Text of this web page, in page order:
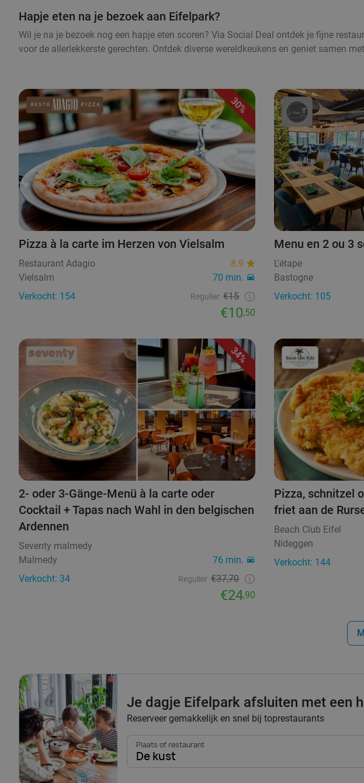
Hapje eten na je bezoek aan Eifelpark?
Wil je na je bezoek nog een hapje eten scoren? Via Social Deal ontdek je fijne
voor de allerlekkerste gerechten. Ontdek diverse wereldkeukens en geniet samen
30%
Pizza à la carte im Herzen von Vielsalm
Restaurant Adagio
8.9
Vielsalm
70 min.
Verkocht: 154
Regulier €15
€10,50
Menu en 2 ou 3
L'étape
Bastogne
Verkocht: 105
34%
2- oder 3-Gänge-Menü à la carte oder
Cocktail + Tapas nach Wahl in den belgischen
Ardennen
Seventy malmedy
Malmedy
76 min.
Verkocht: 34
Regulier €37,70
€24,90
Pizza, schnitzel
friet aan de
Beach Club Eifel
Nideggen
Verkocht: 144
Je dagje Eifelpark afsluiten met een
Reserveer gemakkelijk en snel bij toprestaurants
Plaats of restaurant
De kust